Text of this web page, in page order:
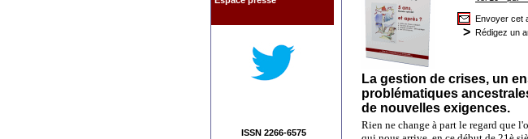
ISSN 2266-6575
Envoyer cet
> Rédigez un
La gestion de crises, un
problématiques
de nouvelles exigences.
Rien ne change à part le regard que